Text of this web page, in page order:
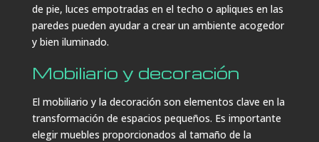
de pie, luces empotradas en el techo o apliques en las
paredes pueden ayudar a crear un ambiente acogedor
y bien iluminado.
Mobiliario y decoración
El mobiliario y la decoración son elementos clave en la
transformación de espacios pequeños. Es importante
elegir muebles proporcionados al tamaño de la